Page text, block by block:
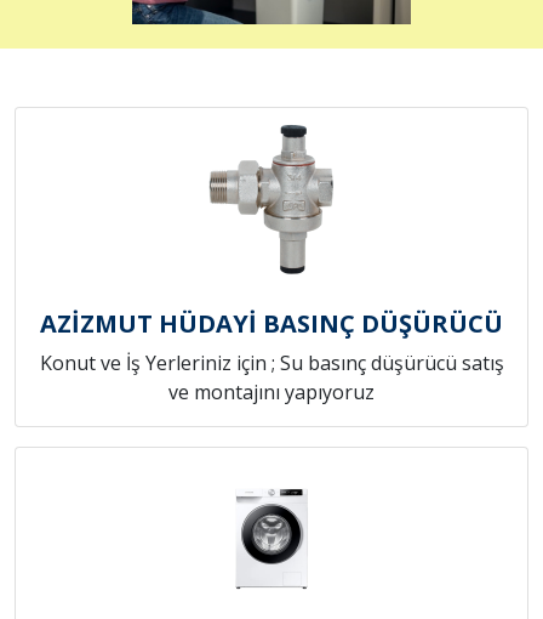
AZİZMUT HÜDAYİ BASINÇ DÜŞÜRÜCÜ
Konut ve İş Yerleriniz için ; Su basınç düşürücü satış
ve montajını yapıyoruz